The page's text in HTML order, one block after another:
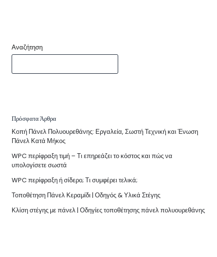
Αναζήτηση
Πρόσφατα Άρθρα
Κοπή Πάνελ Πολυουρεθάνης: Εργαλεία, Σωστή Τεχνική και Ένωση
Πάνελ Κατά Μήκος
WPC περίφραξη τιμή – Τι επηρεάζει το κόστος και πώς να
υπολογίσετε σωστά
WPC περίφραξη ή σίδερο; Τι συμφέρει τελικά;
Τοποθέτηση Πάνελ Κεραμίδι | Οδηγός & Υλικά Στέγης
Κλίση στέγης με πάνελ | Οδηγίες τοποθέτησης πάνελ πολυουρεθάνης